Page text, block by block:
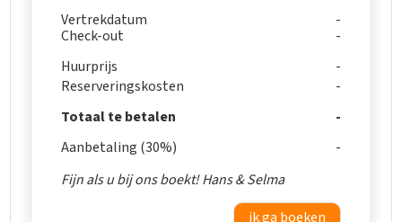
Vertrekdatum
Check-out
Huurprijs
Reserveringskosten
Totaal te betalen
Aanbetaling (30%)
Fijn als u bij ons boekt! Hans & Selma
ik ga boeken